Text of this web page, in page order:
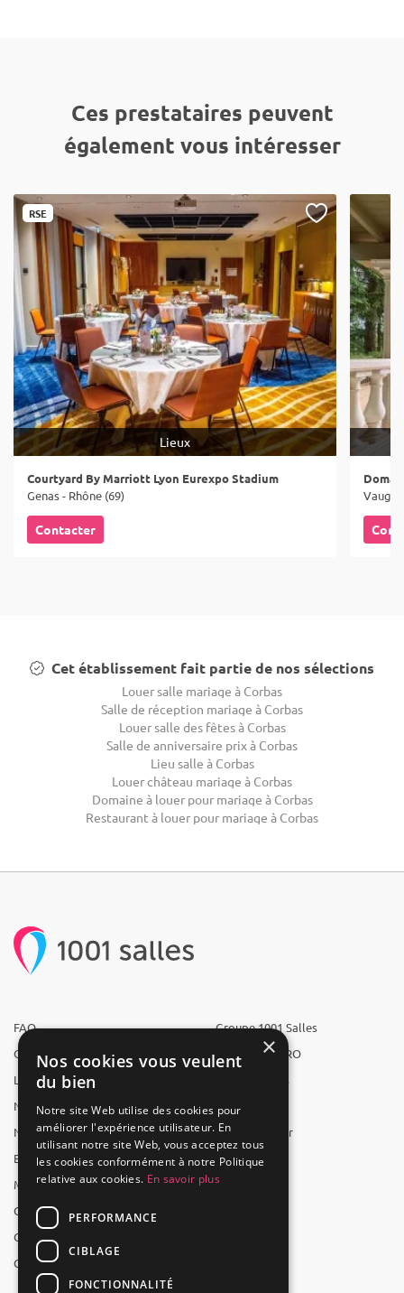
Ces prestataires peuvent
également vous intéresser
RSE
Lieux
Courtyard By Marriott Lyon Eurexpo Stadium
Genas - Rhône (69)
Contacter
Cet établissement fait partie de nos sélections
Louer salle mariage à Corbas
Salle de réception mariage à Corbas
Louer salle des fêtes à Corbas
Salle de anniversaire prix à Corbas
Lieu salle à Corbas
Louer château mariage à Corbas
Domaine à louer pour mariage à Corbas
Restaurant à louer pour mariage à Corbas
FAQ
Qui sommes-nous ?
L'équipe
Nous recrutons
Nos partenaires
Espace presse
Mentions légales
CGV
CGU
Contact
Groupe 1001 Salles
1001 Salles PRO
1001 Traiteurs
1001 Artistes
Reserverunbar
MP2
×
Nos cookies vous veulent
du bien
Notre site Web utilise des cookies pour
améliorer l'expérience utilisateur. En
utilisant notre site Web, vous acceptez tous
les cookies conformément à notre Politique
relative aux cookies. En savoir plus
PERFORMANCE
CIBLAGE
FONCTIONNALITÉ